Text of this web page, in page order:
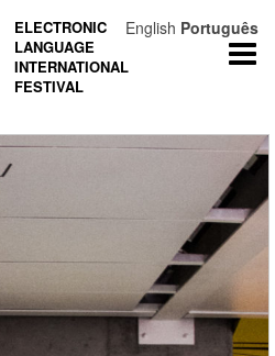
ELECTRONIC
LANGUAGE
INTERNATIONAL
FESTIVAL
English Português